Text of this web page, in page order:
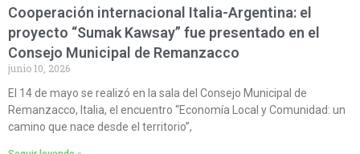
Cooperación internacional Italia-Argentina: el
proyecto “Sumak Kawsay” fue presentado en el
Consejo Municipal de Remanzacco
junio 10, 2026
El 14 de mayo se realizó en la sala del Consejo Municipal de
Remanzacco, Italia, el encuentro “Economía Local y Comunidad: un
camino que nace desde el territorio”,